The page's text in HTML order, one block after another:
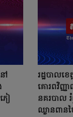
ៅ
ៀ
រដ្ឋបាលខ
គោរពវិញ្ញ
នគរបាល
ឈ្លានពាន